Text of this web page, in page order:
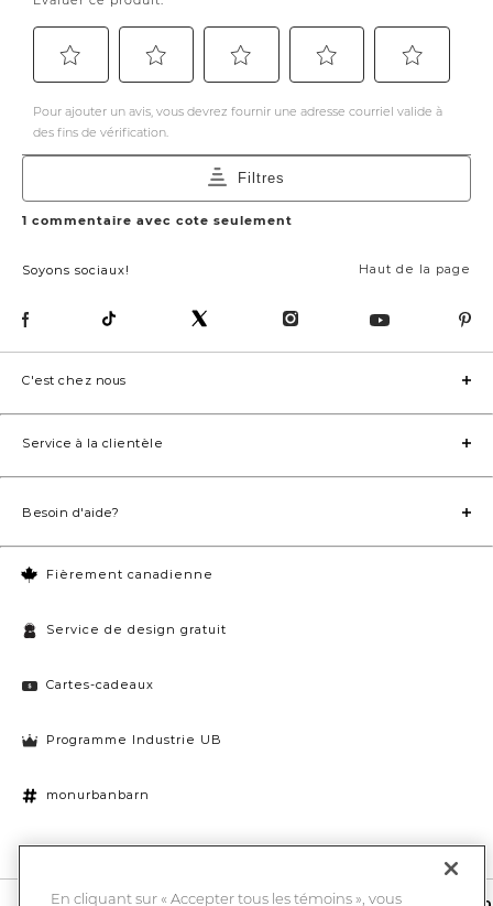
Haut de la page
Soyons sociaux!
Fièrement canadienne
Service de design gratuit
Cartes-cadeaux
Programme Industrie UB
monurbanbarn
Paramètres des témoins
C'est chez nous
Service à la clientèle
Besoin d'aide?
En cliquant sur « Accepter tous les témoins », vous